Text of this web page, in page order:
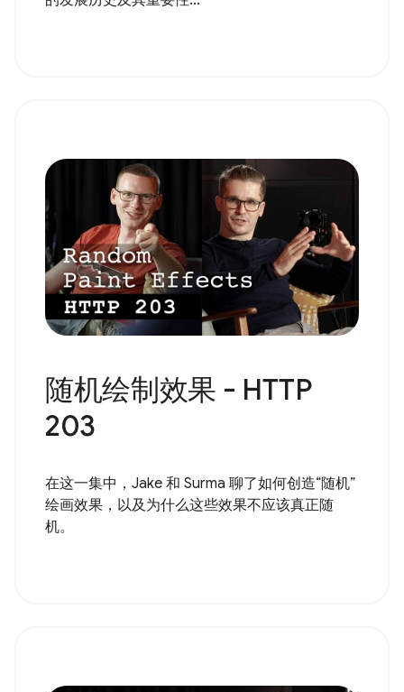
随机绘制效果 - HTTP
203
在这一集中，Jake 和 Surma 聊了如何创造“随机”
绘画效果，以及为什么这些效果不应该真正随
机。